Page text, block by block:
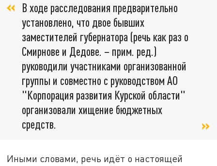
В ходе расследования предварительно
установлено, что двое бывших
заместителей губернатора (речь как раз о
Смирнове и Дедове. – прим. ред.)
руководили участниками организованной
группы и совместно с руководством АО
"Корпорация развития Курской области"
организовали хищение бюджетных
средств.
Иными словами, речь идёт о настоящей